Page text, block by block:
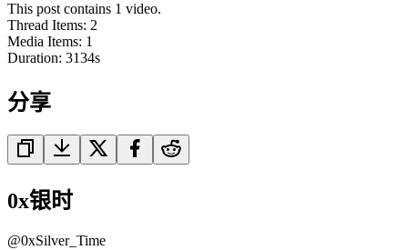
This post contains 1 video.
Thread Items: 2
Media Items: 1
Duration: 3134s
分享
0x银时
@0xSilver_Time